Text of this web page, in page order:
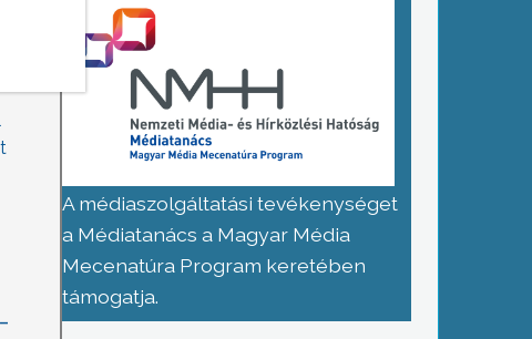
A médiaszolgáltatási tevékenységet
a Médiatanács a Magyar Média
Mecenatúra Program keretében
támogatja.